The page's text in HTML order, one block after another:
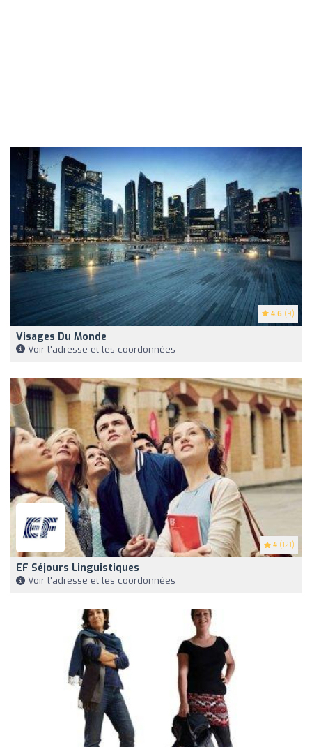
4.6 (9)
Visages Du Monde
Voir l'adresse et les coordonnées
4 (121)
EF Séjours Linguistiques
Voir l'adresse et les coordonnées